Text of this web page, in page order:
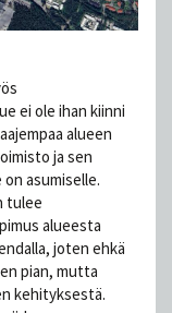
ei ole ihan kiinni
alueen
ja sen
asumiselle.
tulee
alueesta
joten ehkä
pian, mutta
kehityksestä.